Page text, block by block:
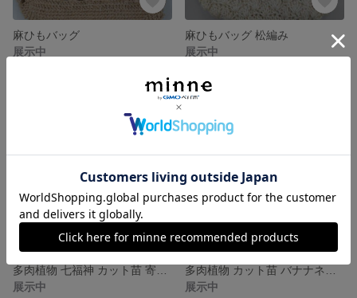
麻ひもバッグ
展示中
麻ひもバッグ 松編み
展示中
展示中
展示中